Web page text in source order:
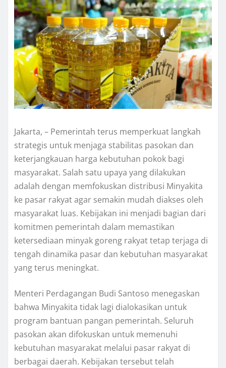
Jakarta, – Pemerintah terus memperkuat langkah
strategis untuk menjaga stabilitas pasokan dan
keterjangkauan harga kebutuhan pokok bagi
masyarakat. Salah satu upaya yang dilakukan
adalah dengan memfokuskan distribusi Minyakita
ke pasar rakyat agar semakin mudah diakses oleh
masyarakat luas. Kebijakan ini menjadi bagian dari
komitmen pemerintah dalam memastikan
ketersediaan minyak goreng rakyat tetap terjaga di
tengah dinamika pasar dan kebutuhan masyarakat
yang terus meningkat.
Menteri Perdagangan Budi Santoso menegaskan
bahwa Minyakita tidak lagi dialokasikan untuk
program bantuan pangan pemerintah. Seluruh
pasokan akan difokuskan untuk memenuhi
kebutuhan masyarakat melalui pasar rakyat di
berbagai daerah. Kebijakan tersebut telah